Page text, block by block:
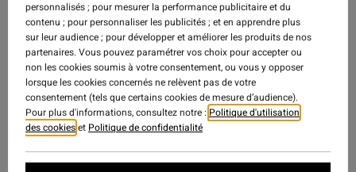
personnalisés ; pour mesurer la performance publicitaire et du
contenu ; pour personnaliser les publicités ; et en apprendre plus
sur leur audience ; pour développer et améliorer les produits de nos
partenaires. Vous pouvez paramétrer vos choix pour accepter ou
non les cookies soumis à votre consentement, ou vous y opposer
lorsque les cookies concernés ne relèvent pas de votre
consentement (tels que certains cookies de mesure d’audience).
Pour plus d'informations, consultez notre : Politique d'utilisation
des cookieset Politique de confidentialité